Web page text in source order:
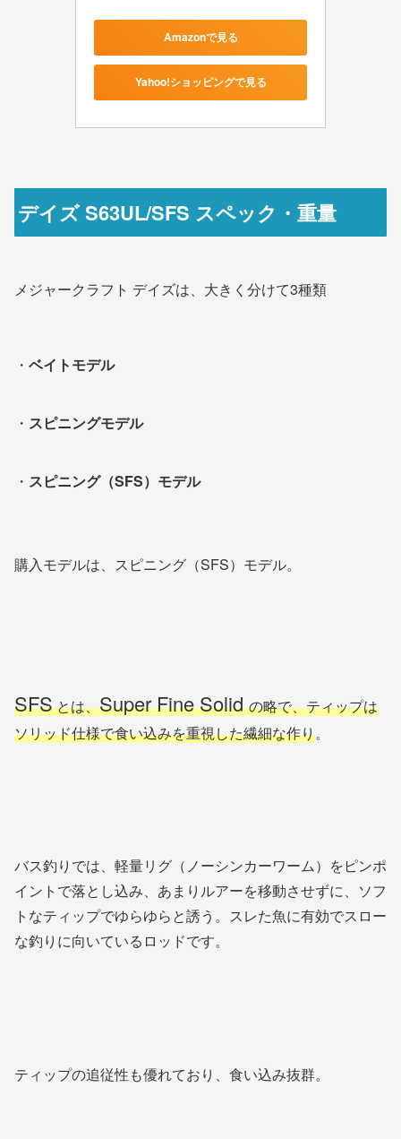
Amazonで見る
Yahoo!ショッピングで見る
デイズ S63UL/SFS スペック・重量
メジャークラフト デイズは、大きく分けて3種類
・ ベイトモデル
・ スピニングモデル
・ スピニング（SFS）モデル
購入モデルは、スピニング（SFS）モデル。
SFSとは、Super Fine Solidの略で、ティップは
ソリッド仕様で食い込みを重視した繊細な作り。
バス釣りでは、軽量リグ（ノーシンカーワーム）をピンポ
イントで落とし込み、あまりルアーを移動させずに、ソフ
トなティップでゆらゆらと誘う。スレた魚に有効でスロー
な釣りに向いているロッドです。
ティップの追従性も優れており、食い込み抜群。